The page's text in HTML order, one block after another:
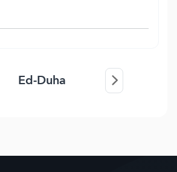
Ed-Duha